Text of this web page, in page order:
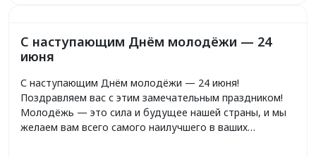
С наступающим Днём молодёжи — 24
июня
С наступающим Днём молодёжи — 24 июня!
Поздравляем вас с этим замечательным праздником!
Молодёжь — это сила и будущее нашей страны, и мы
желаем вам всего самого наилучшего в ваших